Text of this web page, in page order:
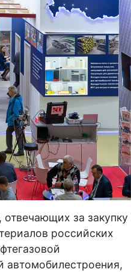
за закупку
российских
автомобилестроения,